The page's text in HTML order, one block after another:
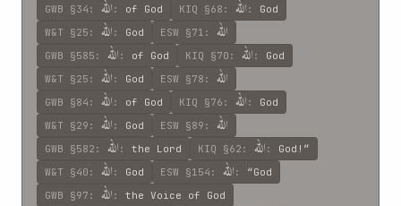
GWB §34 : اللّه : of God KIQ §68 : اللّه : God
W&T §25 : اللّه : God ESW §71 : اللّه
GWB §585 : اللّه : of God KIQ §70 : اللّه : God
W&T §25 : اللّه : God ESW §78 : اللّه
GWB §84 : اللّه : of God KIQ §76 : اللّه : God
W&T §29 : اللّه : God ESW §89 : اللّه
GWB §582 : اللّه : the Lord KIQ §62 : اللّه : God!”
W&T §40 : اللّه : God ESW §154 : اللّه : “God
GWB §97 : اللّه : the Voice of God